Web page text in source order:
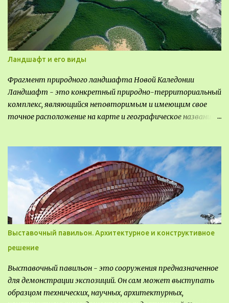
Ландшафт и его виды
Фрагмент природного ландшафта Новой Каледонии
Ландшафт - это конкретный природно-территориальный
комплекс, являющийся неповторимым и имеющим свое
точное расположение на карте и географическое название.
видом деятельность происходящей на них. Одни
используют в качестве выращивания агрокультур. Другие
для строительства населенных пунктов и т.д.
Выставочный павильон. Архитектурное и конструктивное
решение
Выставочный павильон - это сооружения предназначенное
для демонстрации экспозиций. Он сам может выступать
образцом технических, научных, архитектурных,